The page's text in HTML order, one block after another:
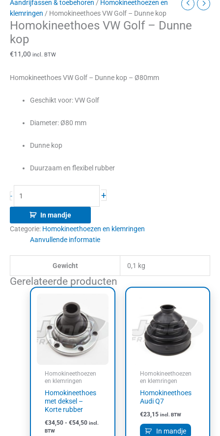
Aandrijfassen & toebehoren / Homokineethoezen en
klemringen / Homokineethoes VW Golf – Dunne kop
Homokineethoes VW Golf – Dunne
kop
€11,00 incl. BTW
Homokineethoes VW Golf – Dunne kop – Ø80mm
Geschikt voor: VW Golf
Diameter: Ø80 mm
Dunne kop
Duurzaam en flexibel rubber
- +
In mandje
Categorie: Homokineethoezen en klemringen
Aanvullende informatie
Gewicht 0,1 kg
Gerelateerde producten
Homokineethoezen
en klemringen
Homokineethoes
met deksel –
Korte rubber
€34,50 - €54,50
Prijsklasse:
€54,50
incl.
BTW
heeft
meerdere
variaties.
Deze
optie
gekozen
worden
op
de
productpagina
Homokineethoezen
en klemringen
Homokineethoes
Audi Q7
€23,15 incl. BTW
In mandje